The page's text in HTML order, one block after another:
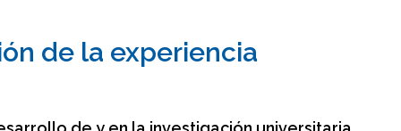
Bachillerato
Hospital Clínico
de la experiencia